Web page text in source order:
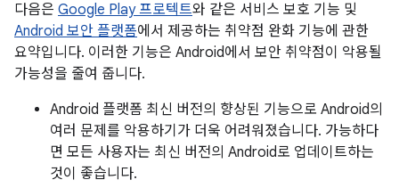
다음은 Google Play 프로텍트와 같은 서비스 보호 기능 및
Android 보안 플랫폼에서 제공하는 취약점 완화 기능에 관한
요약입니다. 이러한 기능은 Android에서 보안 취약점이 악용될
가능성을 줄여 줍니다.
Android 플랫폼 최신 버전의 향상된 기능으로 Android의
여러 문제를 악용하기가 더욱 어려워졌습니다. 가능하다
면 모든 사용자는 최신 버전의 Android로 업데이트하는
것이 좋습니다.